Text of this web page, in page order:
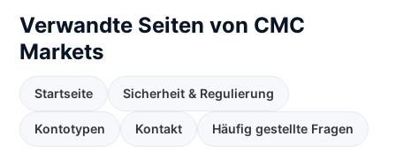
Verwandte Seiten von CMC
Markets
Startseite Sicherheit & Regulierung
Kontotypen Kontakt Häufig gestellte Fragen